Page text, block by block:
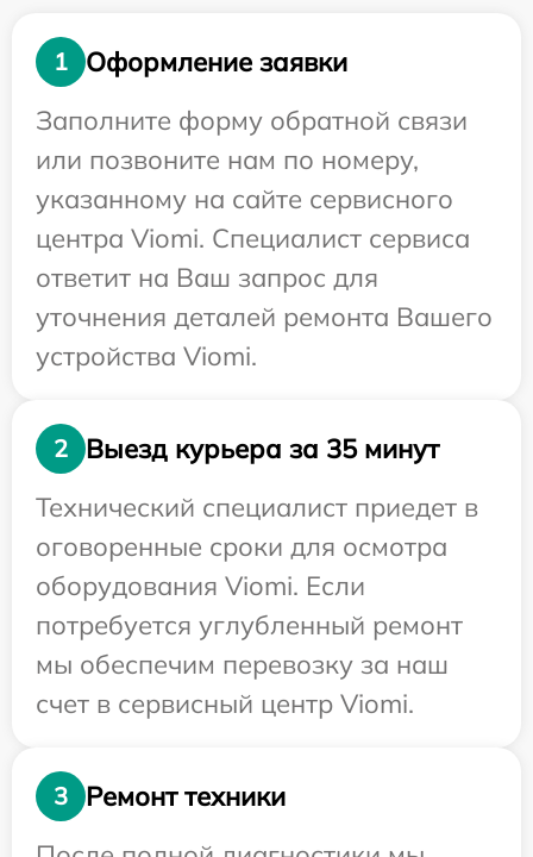
1
Оформление заявки
Заполните форму обратной связи
или позвоните нам по номеру,
указанному на сайте сервисного
центра Viomi. Специалист сервиса
ответит на Ваш запрос для
уточнения деталей ремонта Вашего
устройства Viomi.
2
Выезд курьера за 35 минут
Технический специалист приедет в
оговоренные сроки для осмотра
оборудования Viomi. Если
потребуется углубленный ремонт
мы обеспечим перевозку за наш
счет в сервисный центр Viomi.
3
Ремонт техники